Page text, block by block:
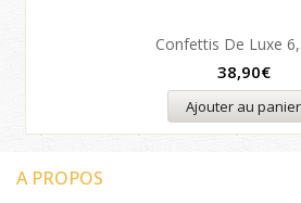
Confettis De Luxe
38,90€
Ajouter au panier
A PROPOS